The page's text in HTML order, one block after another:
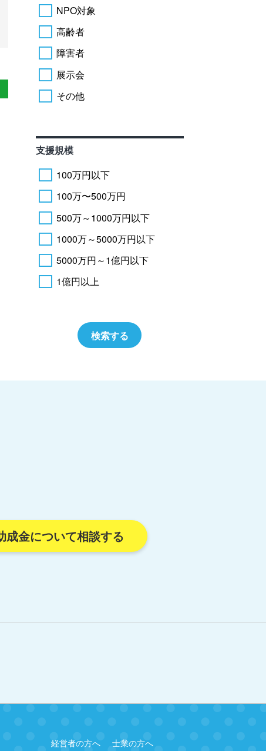
NPO対象
高齢者
障害者
展示会
その他
支援規模
100万円以下
100万〜500万円
500万～1000万円以下
1000万～5000万円以下
5000万円～1億円以下
1億円以上
成金について相談する
経営者の方へ 士業の方へ